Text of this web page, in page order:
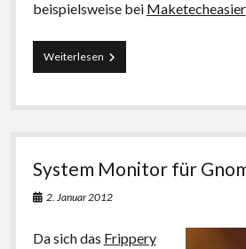
beispielsweise bei Maketecheasier
Weiterlesen„Desktop
zeigen“-
für
und
System Monitor für
2. Januar 2012
Da sich das Frippery